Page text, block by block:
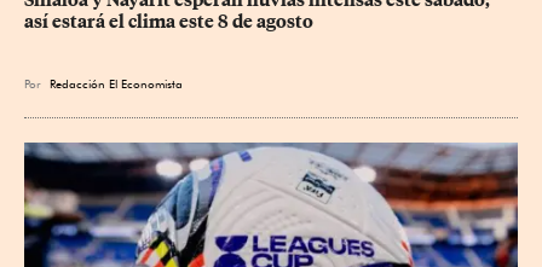
así estará el clima este 8 de agosto
Por Redacción El Economista